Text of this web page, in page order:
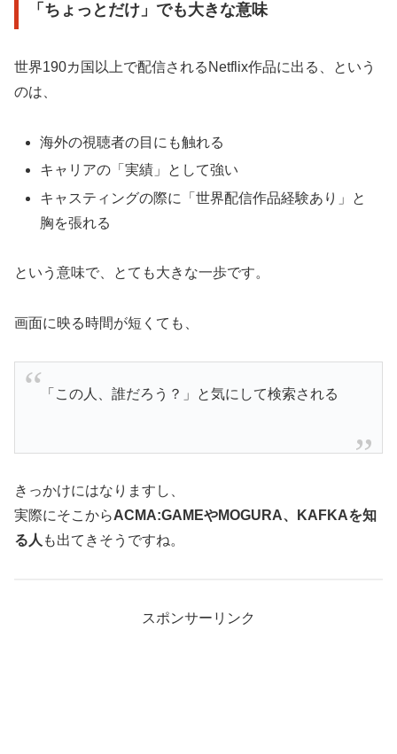
「ちょっとだけ」でも大きな意味
世界190カ国以上で配信されるNetflix作品に出る、という
のは、
海外の視聴者の目にも触れる
キャリアの「実績」として強い
キャスティングの際に「世界配信作品経験あり」と
胸を張れる
という意味で、とても大きな一歩です。
画面に映る時間が短くても、
「この人、誰だろう？」と気にして検索される
きっかけにはなりますし、
実際にそこからACMA:GAMEやMOGURA、KAFKAを知
る人 も出てきそうですね。
スポンサーリンク